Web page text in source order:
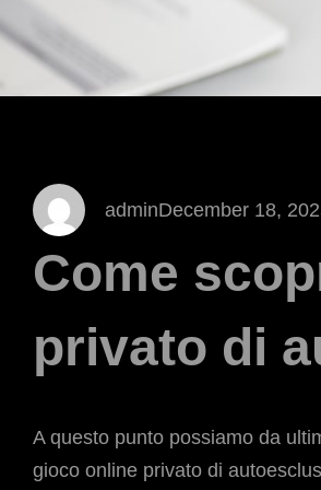
adminDecember 18,
Come
privato di
A questo punto possiamo da
gioco online privato di